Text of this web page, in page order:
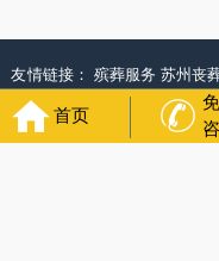
友情链接： 殡葬服务 苏州丧
葬服务公司
南昌青山湖白事
滨道里区丧葬用品
西宁城东
寿衣店铺杭州上城区灵堂布
首页